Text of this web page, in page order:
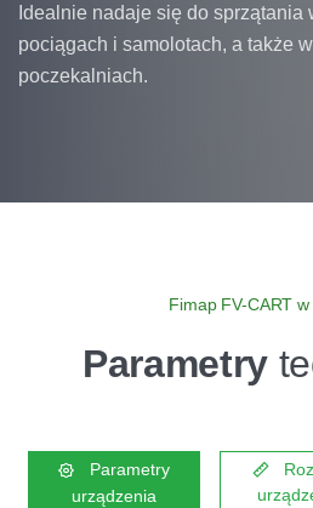
Idealnie nadaje się do sprzątania
pociągach i samolotach, a także
poczekalniach.
Fimap FV-CART
Parametry
Parametry
urządzenia